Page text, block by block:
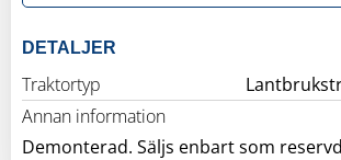
DETALJER
Traktortyp
Annan information
Demonterad. Säljs enbart som